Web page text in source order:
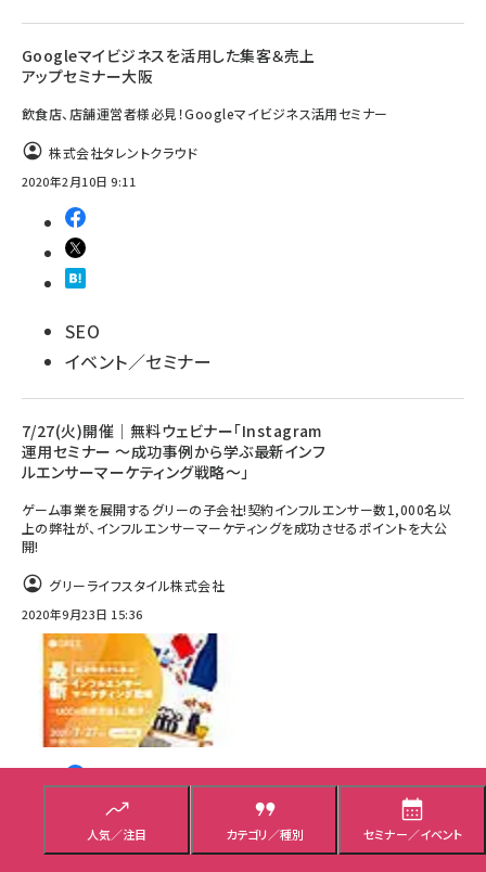
人気／注目 カテゴリ／種別 セミナー／イベント
Googleマイビジネスを活用した集客＆売上
アップセミナー大阪
飲食店、店舗運営者様必見！Googleマイビジネス活用セミナー
株式会社タレントクラウド
2020年2月10日 9:11
SEO
イベント／セミナー
7/27(火)開催│無料ウェビナー「Instagram
運用セミナー ～成功事例から学ぶ最新インフ
ルエンサーマーケティング戦略～」
ゲーム事業を展開するグリーの子会社!契約インフルエンサー数1,000名以
上の弊社が、インフルエンサーマーケティングを成功させるポイントを大公
開!
グリーライフスタイル株式会社
2020年9月23日 15:36